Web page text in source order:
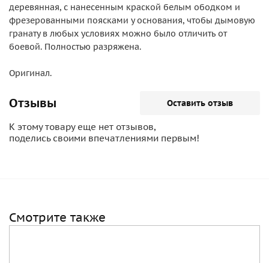
деревянная, с нанесенным краской белым ободком и
фрезерованными поясками у основания, чтобы дымовую
гранату в любых условиях можно было отличить от
боевой. Полностью разряжена.
Оригинал.
Отзывы Оставить отзыв
К этому товару еще нет отзывов,
поделись своими впечатлениями первым!
Смотрите также